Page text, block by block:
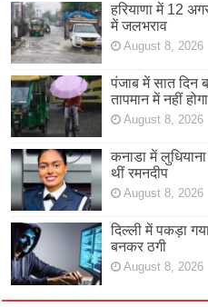
हरियाणा में 12
में जलभराव
August 8, 2026
पंजाब में सात दिन
तापमान में नहीं
August 8, 2026
कनाडा में
थीं रमनदीप
August 8, 2026
दिल्ली में पकड़ा
बनकर ठगी
August 8, 2026